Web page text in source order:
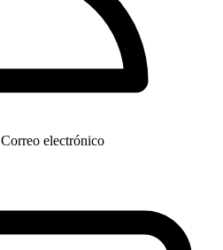
Correo electrónico